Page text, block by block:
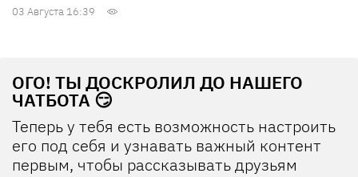
03 Августа 16:39
ОГО! ТЫ ДОСКРОЛИЛ ДО НАШЕГО
ЧАТБОТА 😏
Теперь у тебя есть возможность настроить
его под себя и узнавать важный контент
первым, чтобы рассказывать друзьям